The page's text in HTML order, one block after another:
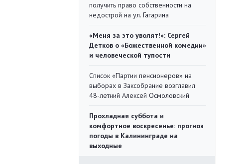
получить право собственности на
недострой на ул. Гагарина
«Меня за это уволят!»: Сергей
Детков о «Божественной комедии»
и человеческой тупости
Список «Партии пенсионеров» на
выборах в Заксобрание возглавил
48-летний Алексей Осмоловский
Прохладная суббота и
комфортное воскресенье: прогноз
погоды в Калининграде на
выходные